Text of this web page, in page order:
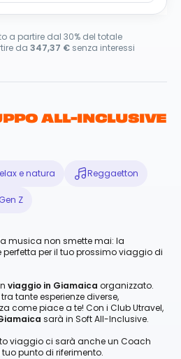
a partire dal 30% del totale
da 347,37 €senza interessi
ALL-INCLUSIVE
e natura Reggaetton
Z
musica non smette mai: la
per il tuo prossimo viaggio di
viaggio in Giamaica organizzato.
tante esperienze diverse,
come piace a te! Con i Club Utravel,
sarà in Soft All-Inclusive.
viaggio ci sarà anche un Coach
punto di riferimento.